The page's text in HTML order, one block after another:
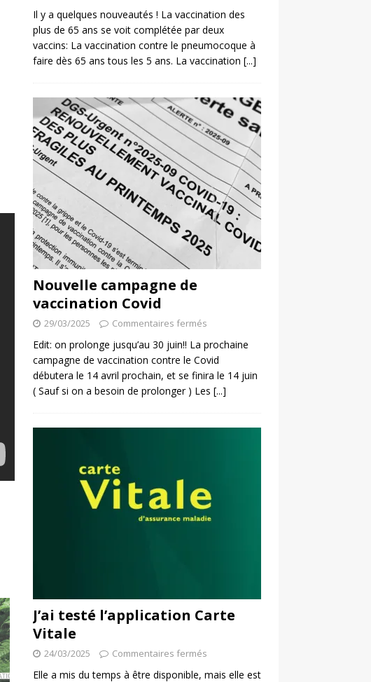
Il y a quelques nouveautés ! La vaccination des
plus de 65 ans se voit complétée par deux
vaccins: La vaccination contre le pneumocoque à
faire dès 65 ans tous les 5 ans. La vaccination [...]
Nouvelle campagne de
vaccination Covid
29/03/2025 Commentaires fermés
Edit: on prolonge jusqu’au 30 juin!! La prochaine
campagne de vaccination contre le Covid
débutera le 14 avril prochain, et se finira le 14 juin
( Sauf si on a besoin de prolonger ) Les [...]
J’ai testé l’application Carte
Vitale
24/03/2025 Commentaires fermés
Elle a mis du temps à être disponible, mais elle est